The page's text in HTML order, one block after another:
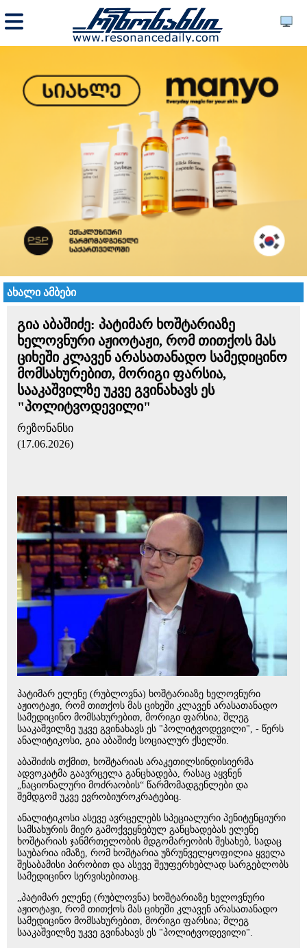
ახალი ამბები
გია აბაშიძე: პატიმარ ხოშტარიაზე
ხელოვნური აჟიოტაჟი, რომ თითქოს მას
ციხეში კლავენ არასათანადო სამედიცინო
მომსახურებით, მორიგი ფარსია,
სააკაშვილზე უკვე გვინახავს ეს
"პოლიტვოდევილი"
რეზონანსი
(17.06.2026)
პატიმარ ელენე (რუბლოვნა) ხოშტარიაზე ხელოვნური
აჟიოტაჟი, რომ თითქოს მას ციხეში კლავენ არასათანადო
სამედიცინო მომსახურებით, მორიგი ფარსია; შლეგ
სააკაშვილზე უკვე გვინახავს ეს "პოლიტვოდევილი", - წერს
ანალიტიკოსი, გია აბაშიძე სოციალურ ქსელში.
აბაშიძის თქმით, ხოშტარიას არაკეთილსინდისიერმა
ადვოკატმა გაავრცელა განცხადება, რასაც აყვნენ
„ნაციონალური მოძრაობის“ წარმომადგენლები და
შემდგომ უკვე ევრობიუროკრატებიც.
ანალიტიკოსი ასევე ავრცელებს სპეციალური პენიტენციური
სამსახურის მიერ გამოქვეყნებულ განცხადებას ელენე
ხოშტარიას ჯანმრთელობის მდგომარეობის შესახებ, სადაც
საუბარია იმაზე, რომ ხოშტარია უზრუნველყოფილია ყველა
შესაბამისი პირობით და ასევე შეუფერხებლად სარგებლობს
სამედიცინო სერვისებითაც.
„პატიმარ ელენე (რუბლოვნა) ხოშტარიაზე ხელოვნური
აჟიოტაჟი, რომ თითქოს მას ციხეში კლავენ არასათანადო
სამედიცინო მომსახურებით, მორიგი ფარსია; შლეგ
სააკაშვილზე უკვე გვინახავს ეს "პოლიტვოდევილი".